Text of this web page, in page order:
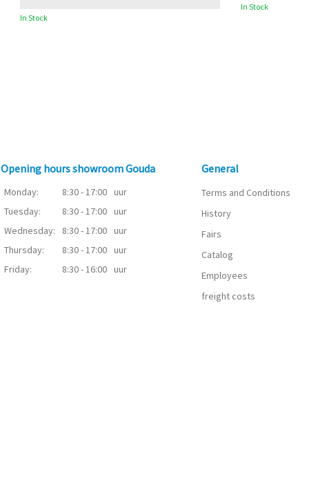
In Stock
In Stock
Opening hours showroom Gouda
Monday: 8:30 - 17:00 uur
Tuesday:
8:30 - 17:00 uur
Wednesday:
8:30 - 17:00 uur
Thursday:
8:30 - 17:00 uur
Friday:
8:30 - 16:00 uur
General
Terms and Conditions
History
Fairs
Catalog
Employees
freight costs